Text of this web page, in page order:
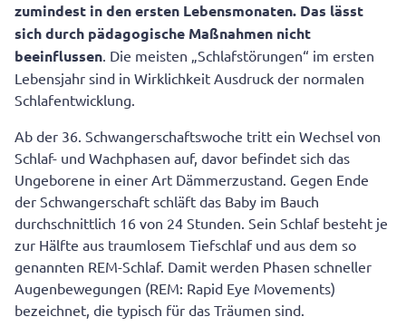
zumindest in den ersten Lebensmonaten. Das lässt
sich durch pädagogische Maßnahmen nicht
beeinflussen. Die meisten „Schlafstörungen“ im ersten
Lebensjahr sind in Wirklichkeit Ausdruck der normalen
Schlafentwicklung.
Ab der 36. Schwangerschaftswoche tritt ein Wechsel von
Schlaf- und Wachphasen auf, davor befindet sich das
Ungeborene in einer Art Dämmerzustand. Gegen Ende
der Schwangerschaft schläft das Baby im Bauch
durchschnittlich 16 von 24 Stunden. Sein Schlaf besteht je
zur Hälfte aus traumlosem Tiefschlaf und aus dem so
genannten REM-Schlaf. Damit werden Phasen schneller
Augenbewegungen (REM: Rapid Eye Movements)
bezeichnet, die typisch für das Träumen sind.